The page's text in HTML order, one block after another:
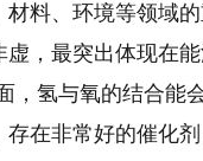
料、环境等领域
，最突出体现在能
，氢与氧的结合能
在非常好的催化